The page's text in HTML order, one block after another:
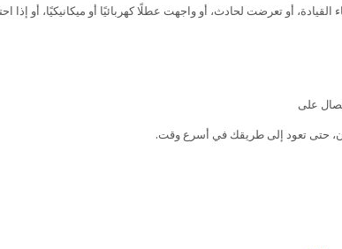
القيادة، أو تعرضت لحادث، أو واجهت عطلًا كهربائيًا أو ميكانيكيًا، أو
على